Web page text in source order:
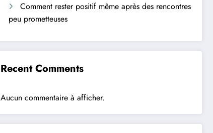
Comment rester positif même après des rencontres
peu prometteuses
Recent Comments
Aucun commentaire à afficher.